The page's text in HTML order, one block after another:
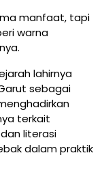
manfaat, tapi
warna
lahirnya
sebagai
terkait
literasi
dalam praktik